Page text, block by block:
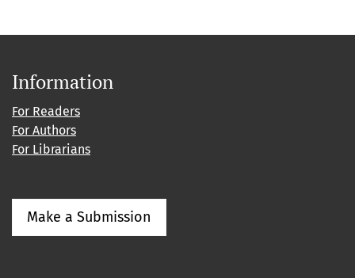
Information
For Readers
For Authors
For Librarians
Make a Submission